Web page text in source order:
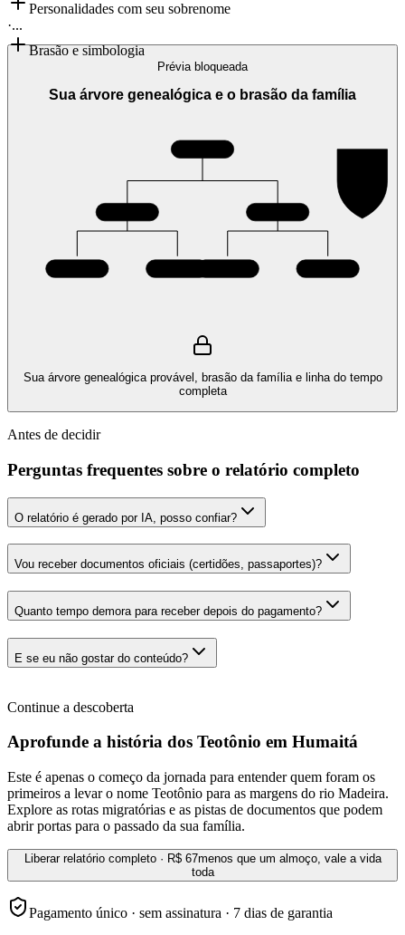
Personalidades com seu sobrenome
·...
Brasão e simbologia
Prévia bloqueada
Sua árvore genealógica e o brasão da família
Sua árvore genealógica provável, brasão da família e linha do tempo
completa
Antes de decidir
Perguntas frequentes sobre o relatório completo
O relatório é gerado por IA, posso confiar?
Vou receber documentos oficiais (certidões, passaportes)?
Quanto tempo demora para receber depois do pagamento?
E se eu não gostar do conteúdo?
Continue a descoberta
Aprofunde a história dos Teotônio em Humaitá
Este é apenas o começo da jornada para entender quem foram os
primeiros a levar o nome Teotônio para as margens do rio Madeira.
Explore as rotas migratórias e as pistas de documentos que podem
abrir portas para o passado da sua família.
Liberar relatório completo · R$ 67menos que um almoço, vale a vida
toda
Pagamento único · sem assinatura · 7 dias de garantia